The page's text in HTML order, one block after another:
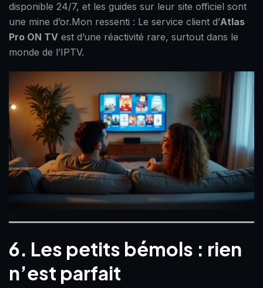
disponible 24/7, et les guides sur leur site officiel sont
une mine d’or.Mon ressenti : Le service client d’Atlas
Pro ON TV est d’une réactivité rare, surtout dans le
monde de l’IPTV.
6. Les petits bémols : rien
n’est parfait